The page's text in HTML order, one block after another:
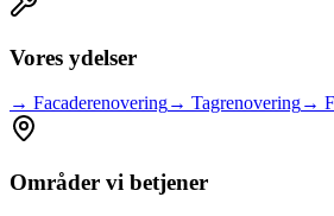
Vores ydelser
→ Facaderenovering→ Tagrenovering→
Områder vi betjener